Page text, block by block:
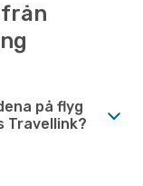
på flyg
Travellink?